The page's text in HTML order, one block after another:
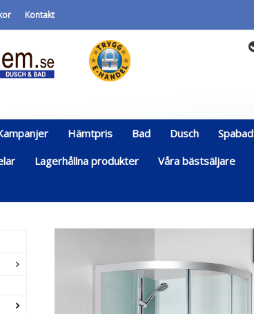
Kontakt
Hämtpris Bad Dusch Spabad
Lagerhållna produkter Våra bästsäljare